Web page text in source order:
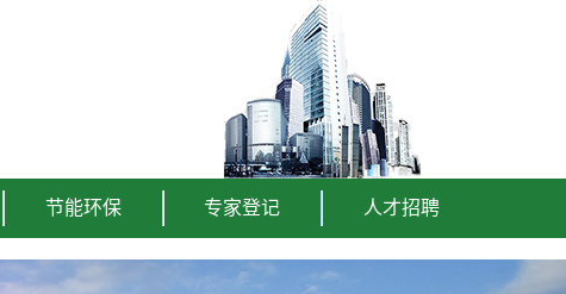
节能环保 专家登记 人才招聘